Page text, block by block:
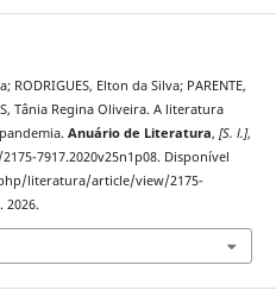
RODRIGUES, Elton da Silva; PARENTE,
Tânia Regina Oliveira. A literatura
Anuário de Literatura, [S. l.],
7917.2020v25n1p08. Disponível
literatura/article/view/2175-
2026.